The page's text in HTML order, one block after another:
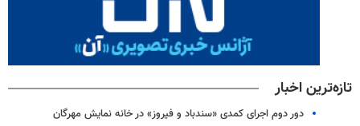
تازه‌ترین اخبار
دور دوم اجرای کمدی «سندباد و فیروز» در خانه نمایش مهرگان